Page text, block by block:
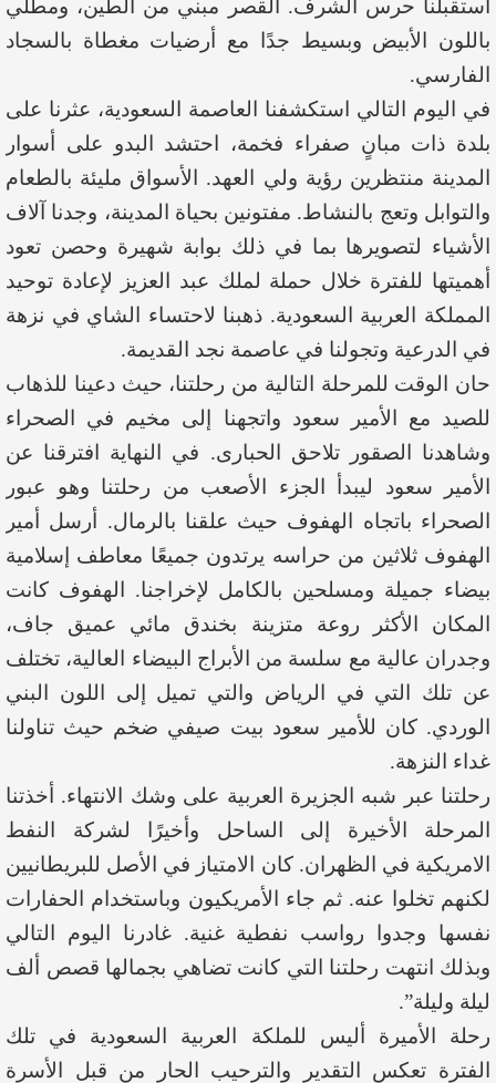
استقبلنا حرس الشرف. القصر مبني من الطين، ومطلي
باللون الأبيض وبسيط جدًا مع أرضيات مغطاة بالسجاد
الفارسي.
في اليوم التالي استكشفنا العاصمة السعودية، عثرنا على
بلدة ذات مبانٍ صفراء فخمة، احتشد البدو على أسوار
المدينة منتظرين رؤية ولي العهد. الأسواق مليئة بالطعام
والتوابل وتعج بالنشاط. مفتونين بحياة المدينة، وجدنا آلاف
الأشياء لتصويرها بما في ذلك بوابة شهيرة وحصن تعود
أهميتها للفترة خلال حملة لملك عبد العزيز لإعادة توحيد
المملكة العربية السعودية. ذهبنا لاحتساء الشاي في نزهة
في الدرعية وتجولنا في عاصمة نجد القديمة.
حان الوقت للمرحلة التالية من رحلتنا، حيث دعينا للذهاب
للصيد مع الأمير سعود واتجهنا إلى مخيم في الصحراء
وشاهدنا الصقور تلاحق الحبارى. في النهاية افترقنا عن
الأمير سعود ليبدأ الجزء الأصعب من رحلتنا وهو عبور
الصحراء باتجاه الهفوف حيث علقنا بالرمال. أرسل أمير
الهفوف ثلاثين من حراسه يرتدون جميعًا معاطف إسلامية
بيضاء جميلة ومسلحين بالكامل لإخراجنا. الهفوف كانت
المكان الأكثر روعة متزينة بخندق مائي عميق جاف،
وجدران عالية مع سلسة من الأبراج البيضاء العالية، تختلف
عن تلك التي في الرياض والتي تميل إلى اللون البني
الوردي. كان للأمير سعود بيت صيفي ضخم حيث تناولنا
غداء النزهة.
رحلتنا عبر شبه الجزيرة العربية على وشك الانتهاء. أخذتنا
المرحلة الأخيرة إلى الساحل وأخيرًا لشركة النفط
الامريكية في الظهران. كان الامتياز في الأصل للبريطانيين
لكنهم تخلوا عنه. ثم جاء الأمريكيون وباستخدام الحفارات
نفسها وجدوا رواسب نفطية غنية. غادرنا اليوم التالي
وبذلك انتهت رحلتنا التي كانت تضاهي بجمالها قصص ألف
ليلة وليلة”.
رحلة الأميرة أليس للملكة العربية السعودية في تلك
الفترة تعكس التقدير والترحيب الحار من قبل الأسرة